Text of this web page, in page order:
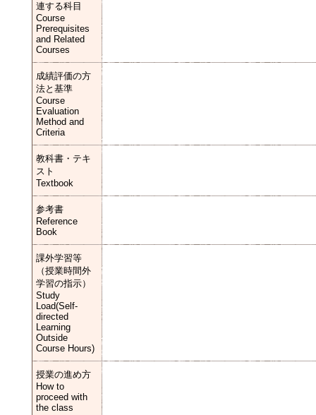
連する科目
Course
Prerequisites
and Related
Courses
成績評価の方
法と基準
Course
Evaluation
Method and
Criteria
教科書・テキ
スト
Textbook
参考書
Reference
Book
課外学習等
（授業時間外
学習の指示）
Study
Load(Self-
directed
Learning
Outside
Course Hours)
授業の進め方
How to
proceed with
the class